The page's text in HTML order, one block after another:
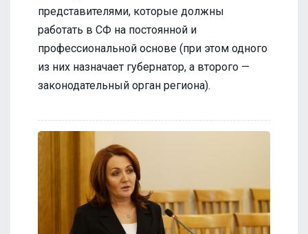
представителями, которые должны
работать в СФ на постоянной и
профессиональной основе (при этом одного
из них назначает губернатор, а второго —
законодательный орган региона).